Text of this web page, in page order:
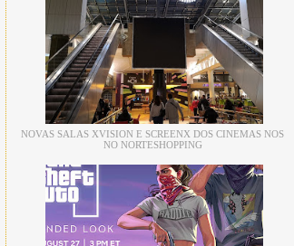
NOVAS SALAS XVISION E SCREENX DOS CINEMAS NOS
NO NORTESHOPPING